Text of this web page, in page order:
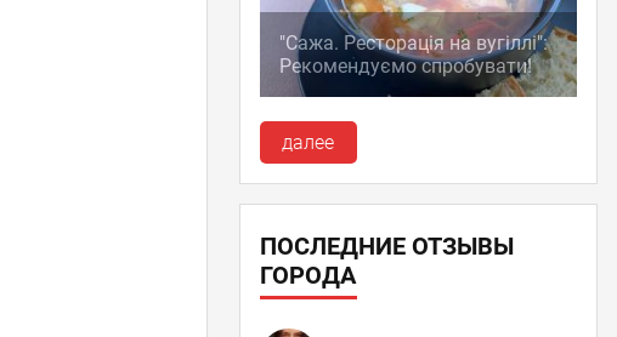
"Сажа. Ресторація на вугіллі":
Рекомендуємо спробувати!
далее
ПОСЛЕДНИЕ ОТЗЫВЫ
ГОРОДА